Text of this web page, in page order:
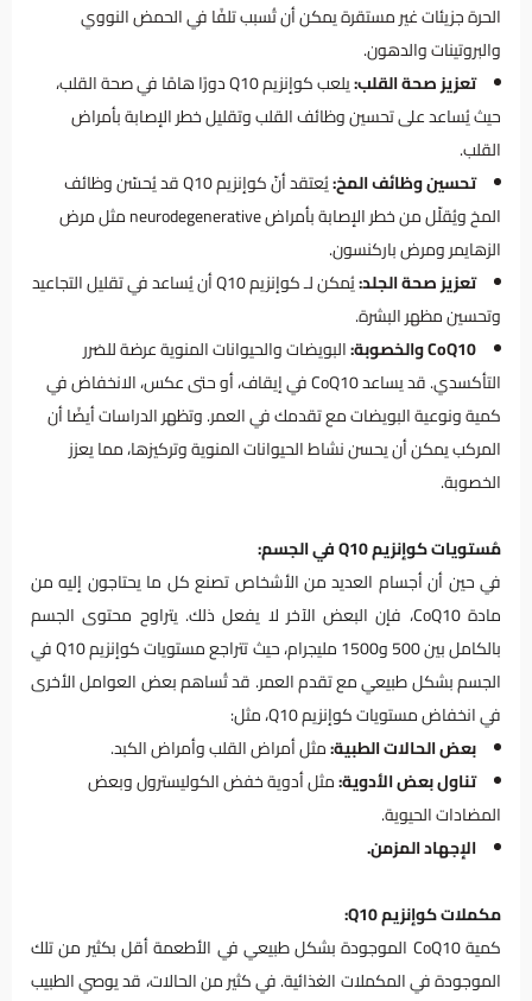
الحرة جزيئات غير مستقرة يمكن أن تُسبب تلفًا في الحمض النووي
والبروتينات والدهون.
تعزيز صحة القلب:
يلعب كوإنزيم Q10 دورًا هامًا في صحة القلب،
حيث يُساعد على تحسين وظائف القلب وتقليل خطر الإصابة بأمراض
القلب.
تحسين وظائف المخ:
يُعتقد أنّ كوإنزيم Q10 قد يُحسّن وظائف
المخ ويُقلّل من خطر الإصابة بأمراض neurodegenerative مثل مرض
الزهايمر ومرض باركنسون.
تعزيز صحة الجلد:
يُمكن لـ كوإنزيم Q10 أن يُساعد في تقليل التجاعيد
وتحسين مظهر البشرة.
CoQ10 والخصوبة:
البويضات والحيوانات المنوية عرضة للضرر
التأكسدي. قد يساعد CoQ10 في إيقاف، أو حتى عكس، الانخفاض في
كمية ونوعية البويضات مع تقدمك في العمر. وتظهر الدراسات أيضًا أن
المركب يمكن أن يحسن نشاط الحيوانات المنوية وتركيزها، مما يعزز
الخصوبة.
مُستويات كوإنزيم Q10 في الجسم:
في حين أن أجسام العديد من الأشخاص تصنع كل ما يحتاجون إليه من
مادة CoQ10، فإن البعض الآخر لا يفعل ذلك. يتراوح محتوى الجسم
بالكامل بين 500 و1500 مليجرام، حيث تتراجع مستويات كوإنزيم Q10 في
الجسم بشكل طبيعي مع تقدم العمر. قد تُساهم بعض العوامل الأخرى
في انخفاض مستويات كوإنزيم Q10، مثل:
بعض الحالات الطبية:مثل أمراض القلب وأمراض الكبد.
تناول بعض الأدوية:مثل أدوية خفض الكوليسترول وبعض
المضادات الحيوية.
الإجهاد المزمن.
مكملات كوإنزيم Q10:
كمية CoQ10 الموجودة بشكل طبيعي في الأطعمة أقل بكثير من تلك
الموجودة في المكملات الغذائية. في كثير من الحالات، قد يوصي الطبيب